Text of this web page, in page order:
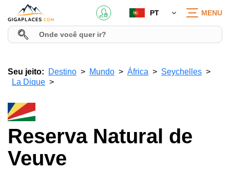
PT MENU
Seu jeito: Destino Mundo África
Seychelles
La Dique
Reserva Natural de
Veuve